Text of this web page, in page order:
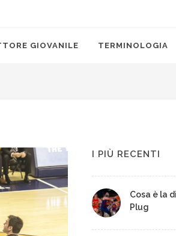
GIOVANILE TERMINOLOGIA
I PIÙ RECENTI
Cosa è la
Plug